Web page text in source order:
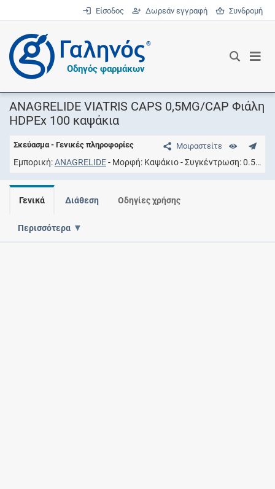
Είσοδος Δωρεάν εγγραφή Συνδρομή
®
Οδηγός φαρμάκων
ANAGRELIDE VIATRIS CAPS 0,5MG/CAP Φιάλη
HDPEx 100 καψάκια
Μοιραστείτε
Σκεύασμα - Γενικές πληροφορίες
Εμπορική ANAGRELIDE Μορφή Καψάκιο Συγκέντρωση 0.5MG/CAP
Γενικά Διάθεση Οδηγίες χρήσης
Περισσότερα